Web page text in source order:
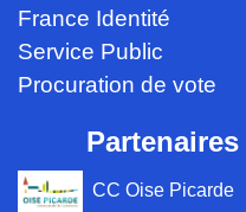
France Identité
Service Public
Procuration de vote
CC Oise Picarde